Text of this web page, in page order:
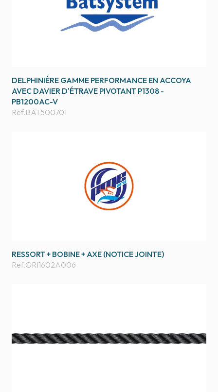
DELPHINIÈRE GAMME PERFORMANCE EN ACCOYA
AVEC DAVIER D'ÉTRAVE PIVOTANT P1308 -
PB1200AC-V
Ref.BAT500701
RESSORT + BOBINE + AXE (NOTICE JOINTE)
Ref.GRI1602A006